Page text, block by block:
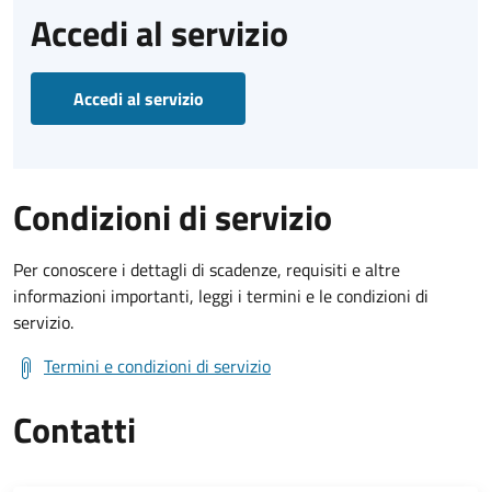
Accedi al servizio
Accedi al servizio
Condizioni di servizio
Per conoscere i dettagli di scadenze, requisiti e altre
informazioni importanti, leggi i termini e le condizioni di
servizio.
Termini e condizioni di servizio
Contatti